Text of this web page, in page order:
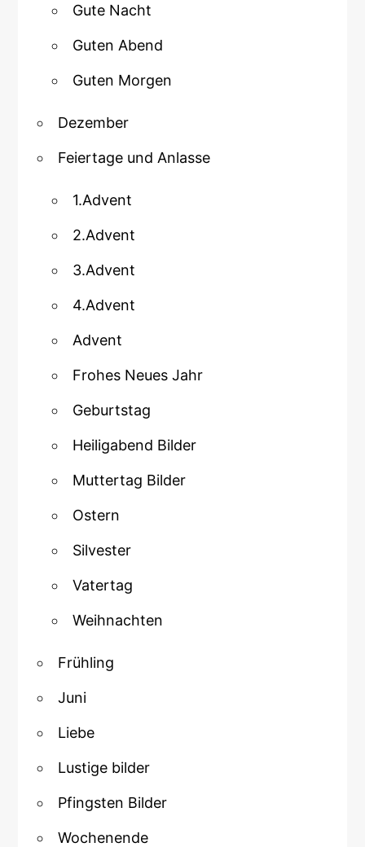
Gute Nacht
Guten Abend
Guten Morgen
Dezember
Feiertage und Anlasse
1.Advent
2.Advent
3.Advent
4.Advent
Advent
Frohes Neues Jahr
Geburtstag
Heiligabend Bilder
Muttertag Bilder
Ostern
Silvester
Vatertag
Weihnachten
Frühling
Juni
Liebe
Lustige bilder
Pfingsten Bilder
Wochenende